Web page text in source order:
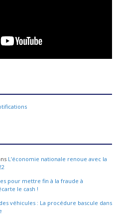
L’économie nationale renoue avec la
pour mettre fin à la fraude à
le cash !
véhicules : La procédure bascule dans